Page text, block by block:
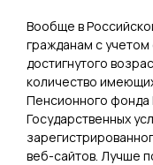
Вообще в
гражданам с учетом
достигнутого
количество
Пенсионного фонда
Государственных
веб-сайтов. Лучше